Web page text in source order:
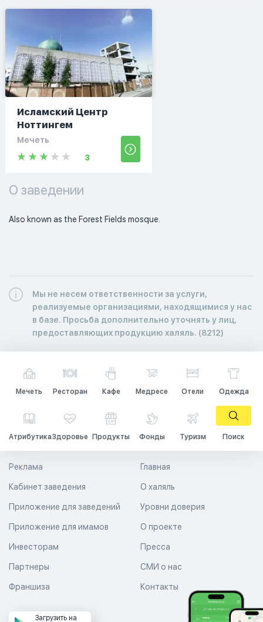
Исламский Центр
Ноттингем
Мечеть
3
О заведении
Also known as the Forest Fields mosque.
Мы не несем ответственности за услуги,
реализуемые организациями, находящимися у нас
в базе. Просьба дополнительно уточнять у лиц,
предоставляющих продукцию халяль. (8212)
Мечеть Ресторан Кафе Медресе Отели Одежда
АтрибутикаЗдоровье Продукты Фонды Туризм Поиск
Главная
О халяль
Уровни доверия
Реклама
Кабинет заведения
Приложение для заведений
Приложение для имамов О проекте
Пресса
СМИ о нас
Контакты
Инвесторам
Партнеры
Франшиза
Загрузить на